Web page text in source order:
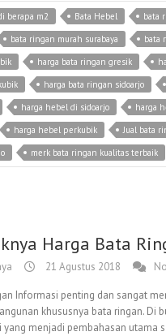
berapa m2 Bata Hebel bata
bata ringan murah surabaya bata
harga bata ringan gresik
harga bata ringan sidoarjo
harga hebel di sidoarjo harga
harga hebel perkubik Jual bata
merk bata ringan kualitas terbaik
Harga Bata
21 Agustus 2018
Informasi penting dan sangat
khususnya bata ringan. Di
yang menjadi pembahasan utama